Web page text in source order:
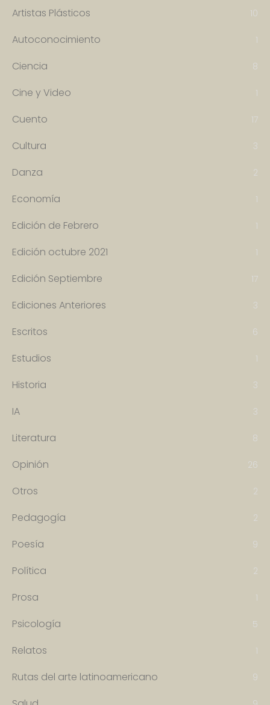
Artistas Plásticos 10
Autoconocimiento 1
Ciencia 8
Cine y Video 1
Cuento 17
Cultura 3
Danza 2
Economía 1
Edición de Febrero 1
Edición octubre 2021 1
Edición Septiembre 17
Ediciones Anteriores 3
Escritos 6
Estudios 1
Historia 3
IA 3
Literatura 8
Opinión 26
Otros 2
Pedagogía 2
Poesía 9
Política 2
Prosa 1
Psicología 5
Relatos 1
Rutas del arte latinoamericano 9